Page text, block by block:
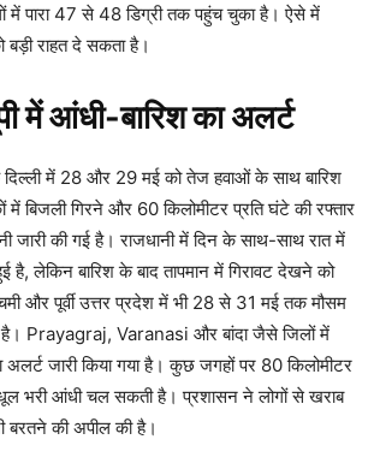
पारा 47 से 48 डिग्री तक पहुंच चुका है। ऐसे में
बड़ी राहत दे सकता है।
में आंधी-बारिश का अलर्ट
दिल्ली में 28 और 29 मई को तेज हवाओं के साथ बारिश
में बिजली गिरने और 60 किलोमीटर प्रति घंटे की रफ्तार
जारी की गई है। राजधानी में दिन के साथ-साथ रात में
है, लेकिन बारिश के बाद तापमान में गिरावट देखने को
और पूर्वी उत्तर प्रदेश में भी 28 से 31 मई तक मौसम
है। Prayagraj, Varanasi और बांदा जैसे जिलों में
जारी किया गया है। कुछ जगहों पर 80 किलोमीटर
भरी आंधी चल सकती है। प्रशासन ने लोगों से खराब
बरतने की अपील की है।